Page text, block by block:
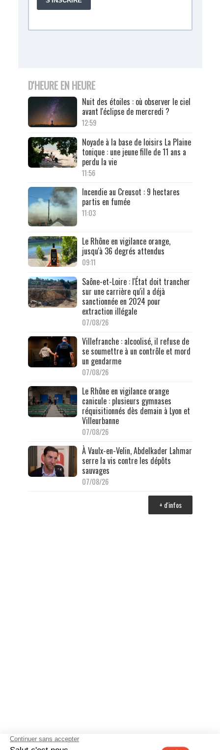
D'HEURE EN HEURE
Nuit des étoiles : où observer le ciel
avant l'éclipse de mercredi ?
12:59
Noyade à la base de loisirs La Plaine
tonique : une jeune fille de 11 ans a
perdu la vie
11:56
Incendie au Creusot : 9 hectares
partis en fumée
11:03
Le Rhône en vigilance orange,
jusqu'à 36 degrés attendus
09:11
Saône-et-Loire : l'État doit trancher
sur une carrière qu'il a déjà
sanctionnée en 2024 pour
extraction illégale
07/08/26
Villefranche : alcoolisé, il refuse de
se soumettre à un contrôle et mord
un gendarme
07/08/26
Le Rhône en vigilance orange
canicule : plusieurs gymnases
réquisitionnés dès demain à Lyon et
Villeurbanne
07/08/26
À Vaulx-en-Velin, Abdelkader Lahmar
serre la vis contre les dépôts
sauvages
07/08/26
+ d'infos